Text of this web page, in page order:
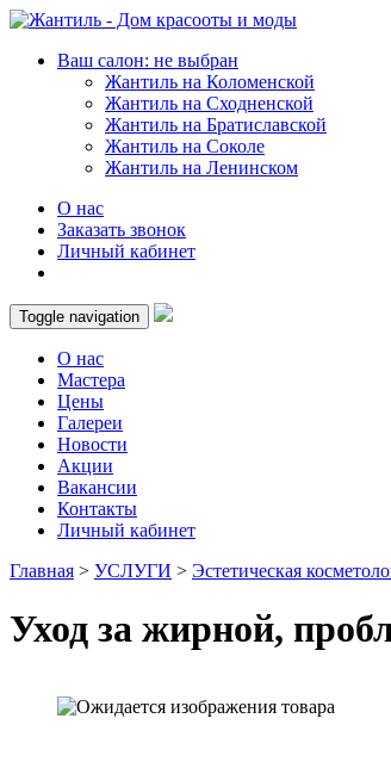
Ваш салон: не выбран
Жантиль на Коломенской
Жантиль на Сходненской
Жантиль на Братиславской
Жантиль на Соколе
Жантиль на Ленинском
О нас
Заказать звонок
Личный кабинет
Toggle navigation
О нас
Мастера
Цены
Галереи
Новости
Акции
Вакансии
Контакты
Личный кабинет
Главная > УСЛУГИ > Эстетическая
Уход за жирной,